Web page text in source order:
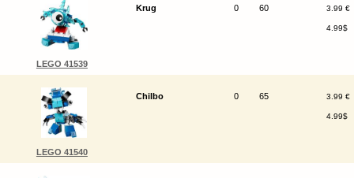
LEGO 41539
Krug 0 60 3.99 €
4.99$
LEGO 41540
Chilbo 0 65 3.99 €
4.99$